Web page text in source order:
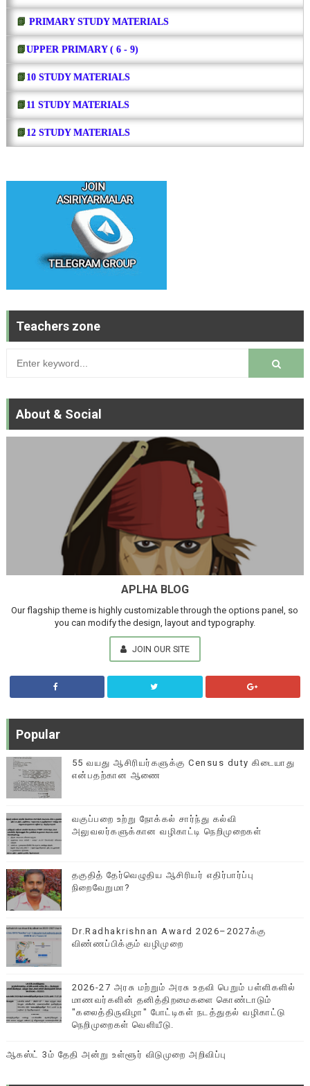
📗 PRIMARY STUDY MATERIALS
📗UPPER PRIMARY ( 6 - 9)
📗 10 STUDY MATERIALS
📗 11 STUDY MATERIALS
📗 12 STUDY MATERIALS
Teachers zone
About & Social
APLHA BLOG
Our flagship theme is highly customizable through the options panel, so
you can modify the design, layout and typography.
JOIN OUR SITE
Popular
55 வயது ஆசிரியர்களுக்கு Census duty கிடையாது
என்பதற்கான ஆணை
வகுப்பறை உற்று நோக்கல் சார்ந்து கல்வி
அலுவலர்களுக்கான வழிகாட்டி நெறிமுறைகள்
தகுதித் தேர்வெழுதிய ஆசிரியர் எதிர்பார்ப்பு
நிறைவேறுமா?
Dr.Radhakrishnan Award 2026–2027க்கு
விண்ணப்பிக்கும் வழிமுறை
2026-27 அரசு மற்றும் அரசு உதவி பெறும் பள்ளிகளில்
மாணவர்களின் தனித்திறமைகளை கொண்டாடும்
"கலைத்திருவிழா" போட்டிகள் நடத்துதல் வழிகாட்டு
நெறிமுறைகள் வெளியீடு.
ஆகஸ்ட் 3ம் தேதி அன்று உள்ளூர் விடுமுறை அறிவிப்பு